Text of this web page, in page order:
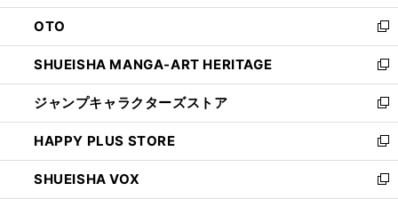
ウ
で
開
く
ン
ド
ウ
で
開
く
OTO
新
し
い
ウ
ィ
ン
ド
ウ
で
SHUEISHA MANGA-ART HERITAGE
新
し
い
ウ
ィ
ン
ド
ジャンプキャラクターズストア
新
し
い
ウ
ィ
HAPPY PLUS STORE
新
し
い
SHUEISHA VOX
新